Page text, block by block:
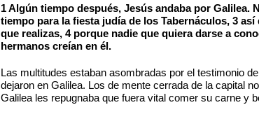
1 Algún tiempo después, Jesús andaba por
tiempo para la fiesta judía de los Tabernáculos, 3
que realizas, 4 porque nadie que quiera darse a
hermanos creían en él.
Las multitudes estaban asombradas por el testimonio
dejaron en Galilea. Los de mente cerrada de la capital
Galilea les repugnaba que fuera vital comer su carne y